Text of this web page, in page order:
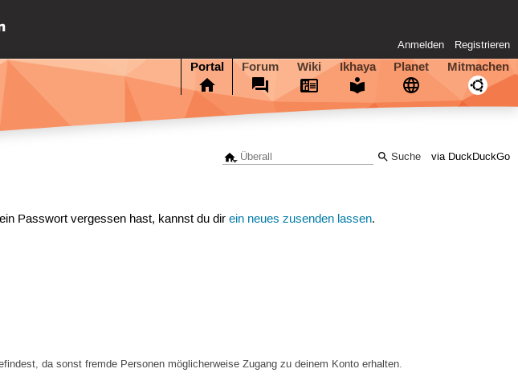
Anmelden Registrieren
Portal Forum Wiki Ikhaya Planet Mitmachen
via DuckDuckGo
Passwort vergessen hast, kannst du direin neues zusenden lassen.
da sonst fremde Personen möglicherweise Zugang zu deinem Konto erhalten.